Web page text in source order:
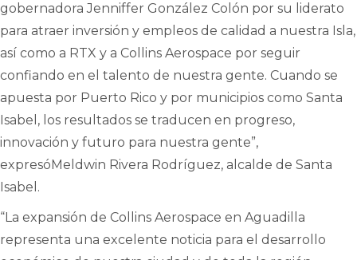
gobernadora Jenniffer González Colón por su liderato
para atraer inversión y empleos de calidad a nuestra Isla,
así como a RTX y a Collins Aerospace por seguir
confiando en el talento de nuestra gente. Cuando se
apuesta por Puerto Rico y por municipios como Santa
Isabel, los resultados se traducen en progreso,
innovación y futuro para nuestra gente”,
expresóMeldwin Rivera Rodríguez, alcalde de Santa
Isabel.
“La expansión de Collins Aerospace en Aguadilla
representa una excelente noticia para el desarrollo